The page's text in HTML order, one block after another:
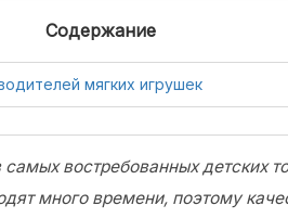
Содержание
мягких игрушек
востребованных детских
много времени, поэтому